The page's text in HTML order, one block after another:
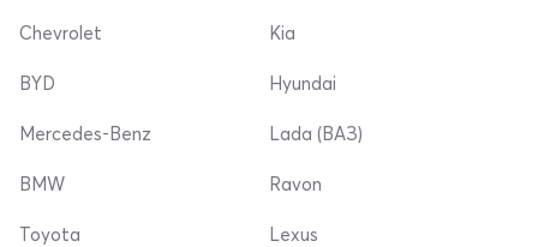
Chevrolet
BYD
Mercedes-Benz
Kia
Hyundai
Lada (ВАЗ)
BMW
Toyota
Ravon
Lexus